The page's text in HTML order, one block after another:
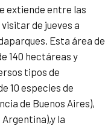
extiende entre las
de jueves a
Esta área de
140 hectáreas y
tipos de
10 especies de
de Buenos Aires),
la